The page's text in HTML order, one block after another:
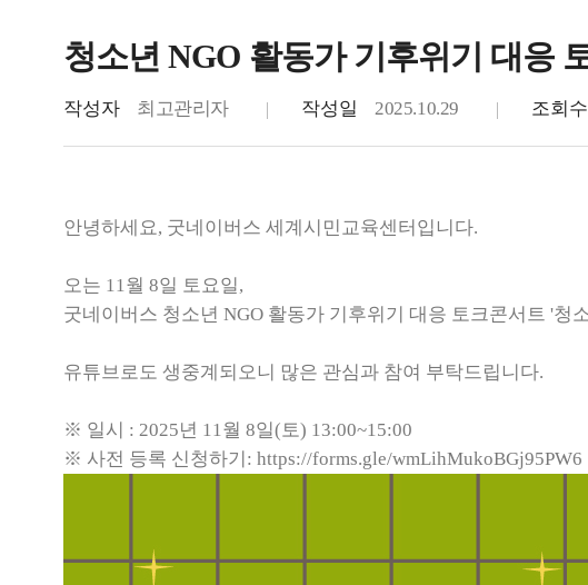
청소년 NGO 활동가 기후위기 대응
작성자 최고관리자 작성일 2025.10.29 조회수
안녕하세요, 굿네이버스 세계시민교육센터입니다.
오는 11월 8일 토요일,
굿네이버스 청소년 NGO 활동가 기후위기 대응 토크콘서트 '
유튜브로도 생중계되오니 많은 관심과 참여 부탁드립니다.
※ 일시 : 2025년 11월 8일(토) 13:00~15:00
※ 사전 등록 신청하기: https://forms.gle/wmLihMukoBGj95PW6